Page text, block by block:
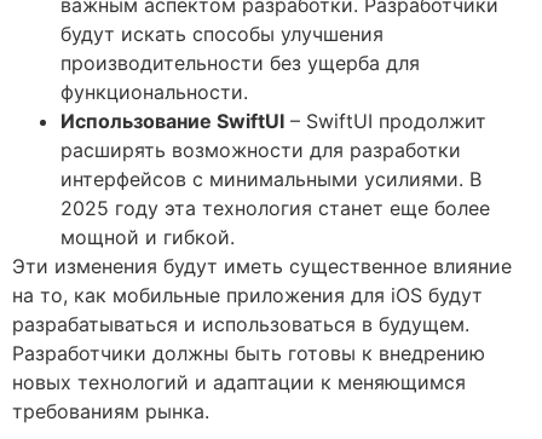
будут искать способы улучшения
производительности без ущерба для
функциональности.
Использование SwiftUI – SwiftUI продолжит
расширять возможности для разработки
интерфейсов с минимальными усилиями. В
2025 году эта технология станет еще более
мощной и гибкой.
Эти изменения будут иметь существенное влияние
на то, как мобильные приложения для iOS будут
разрабатываться и использоваться в будущем.
Разработчики должны быть готовы к внедрению
новых технологий и адаптации к меняющимся
требованиям рынка.